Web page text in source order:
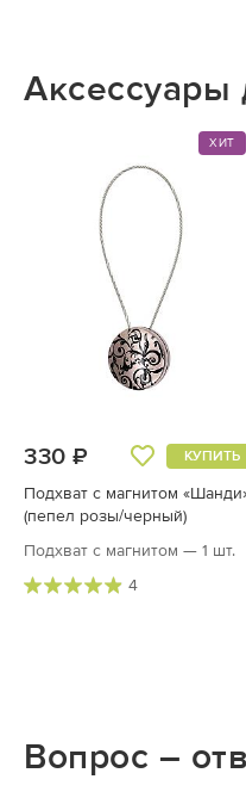
ХИТ
330 ₽ КУПИТЬ
Подхват с магнитом
(пепел розы/черный)
Подхват с магнитом — 1 шт.
4
Вопрос –